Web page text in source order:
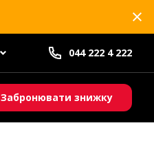
044 222 4 222
Забронювати знижку